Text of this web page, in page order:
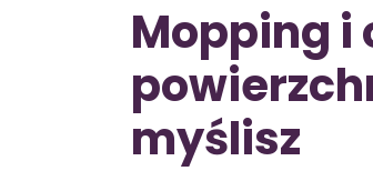
Mopping i
myślisz